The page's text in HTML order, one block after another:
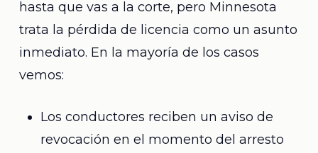
hasta que vas a la corte, pero Minnesota
trata la pérdida de licencia como un asunto
inmediato. En la mayoría de los casos
vemos:
Los conductores reciben un aviso de
revocación en el momento del arresto